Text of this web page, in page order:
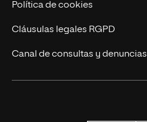
Política de cookies
Cláusulas legales RGPD
Canal de consultas y denuncias